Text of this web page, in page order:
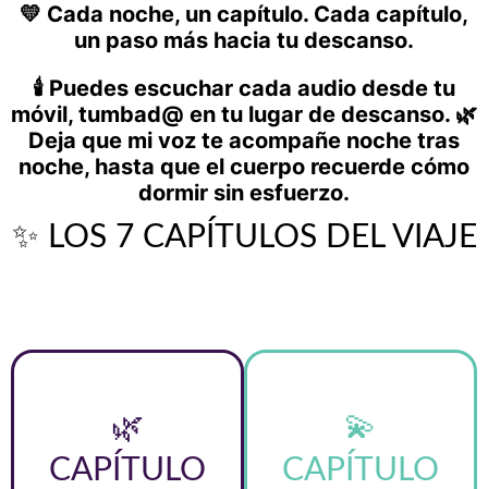
💛 Cada noche, un capítulo. Cada capítulo,
un paso más hacia tu descanso.
🕯️ Puedes escuchar cada audio desde tu
móvil, tumbad@ en tu lugar de descanso. 🌿
Deja que mi voz te acompañe noche tras
noche, hasta que el cuerpo recuerde cómo
dormir sin esfuerzo.
✨ LOS 7 CAPÍTULOS DEL VIAJE
🌿
CAPÍTULO
💫
CAPÍTULO